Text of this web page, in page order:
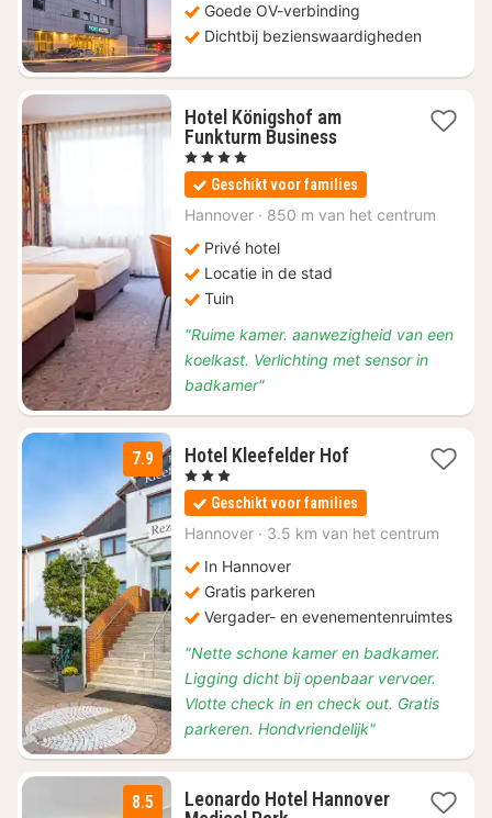
Goede OV-verbinding
Dichtbij bezienswaardigheden
Hotel Königshof am
Funkturm Business2
vanaf
€
124
, 4 Sterren
Geschikt voor families
Hannover · 850 m van het centrum
Privé hotel
Locatie in de stad
Tuin
"Ruime kamer. aanwezigheid van een
koelkast. Verlichting met sensor in
badkamer"
7.9 Hotel Kleefelder Hof2
vanaf
€
84
, 3 Sterren
Geschikt voor families
Hannover · 3.5 km van het centrum
In Hannover
Gratis parkeren
Vergader- en evenementenruimtes
"Nette schone kamer en badkamer.
Ligging dicht bij openbaar vervoer.
Vlotte check in en check out. Gratis
parkeren. Hondvriendelijk"
8.5
Leonardo Hotel Hannover